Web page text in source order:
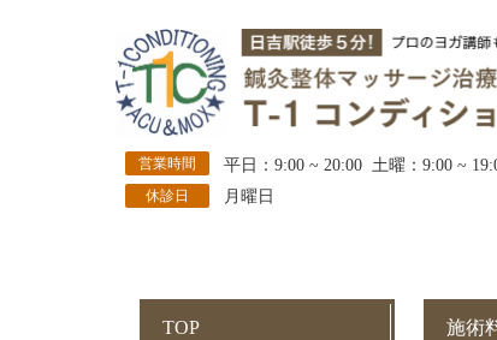
営業時間 平日：9:00 ~ 20:00 土曜：9:00 ~
休診日 月曜日
TOP 施術